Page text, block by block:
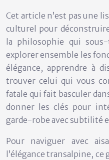
Cet article n’est pas une
culturel pour
la philosophie qui
explorer ensemble les
élégance, apprendre à
trouver celui qui vous
fatale qui fait basculer
donner les clés pour
garde-robe avec subtilité
Pour naviguer avec
l’élégance transalpine,